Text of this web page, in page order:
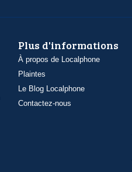
Plus d'informations
À propos de Localphone
Plaintes
Le Blog Localphone
Contactez-nous